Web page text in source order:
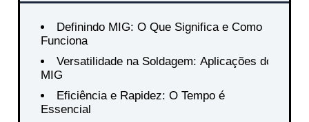
Definindo MIG: O Que Significa e Como
Funciona
Versatilidade na Soldagem: Aplicações do
MIG
Eficiência e Rapidez: O Tempo é
Essencial